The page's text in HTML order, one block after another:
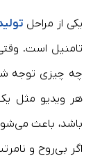
یکی از مراحل
تامنیل است.
چه چیزی توجه
هر ویدیو مثل
باشد، باعث
اگر بی‌روح و